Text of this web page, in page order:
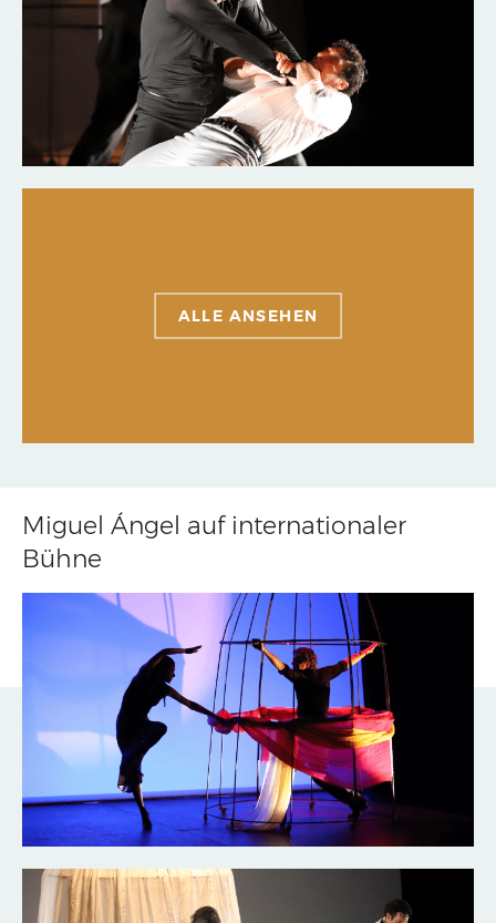
ALLE ANSEHEN
Miguel Ángel auf internationaler
Bühne